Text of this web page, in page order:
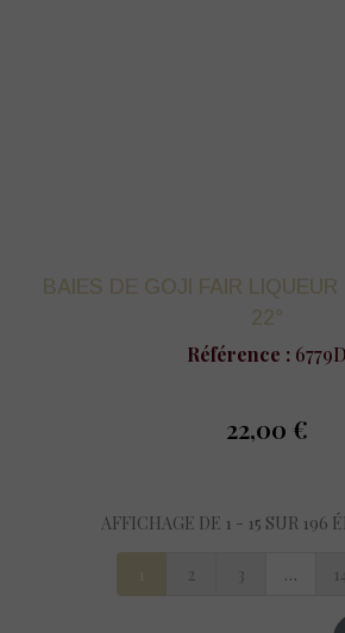
BAIES DE GOJI FAIR LIQUEUR
22°
Référence :6779D
prix
22,00 €
AFFICHAGE DE 1 - 15 SUR 196
1 2 3 …